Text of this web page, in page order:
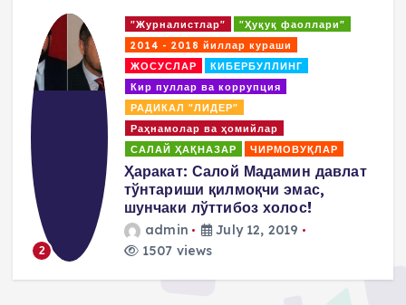
"Журналисты"
"Правозащитники"
2014 - 2018. Борьбы
Кибербуллинг
КОАЛИЦИЯ
Коррупция и отмывание денег
ПОВИЛИКА
Покрователи и спонсоры
Пропаганда насилия и террор
Салай Хакназар
Пулат Ахунов: Нам надо
заявить, что мы не разделяем
методы М.Салиха а
придерживаемся
демократических и
ненасильственных методов…
admin
July 10, 2019